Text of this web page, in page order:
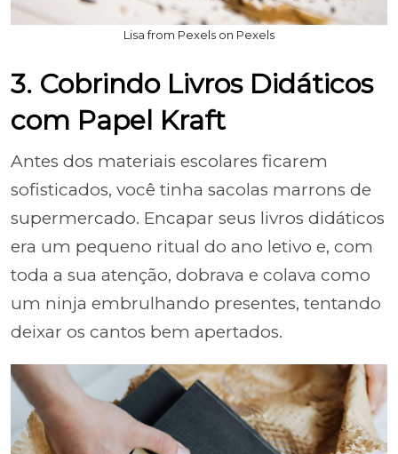
Lisa from Pexels on Pexels
3. Cobrindo Livros Didáticos
com Papel Kraft
Antes dos materiais escolares ficarem
sofisticados, você tinha sacolas marrons de
supermercado. Encapar seus livros didáticos
era um pequeno ritual do ano letivo e, com
toda a sua atenção, dobrava e colava como
um ninja embrulhando presentes, tentando
deixar os cantos bem apertados.